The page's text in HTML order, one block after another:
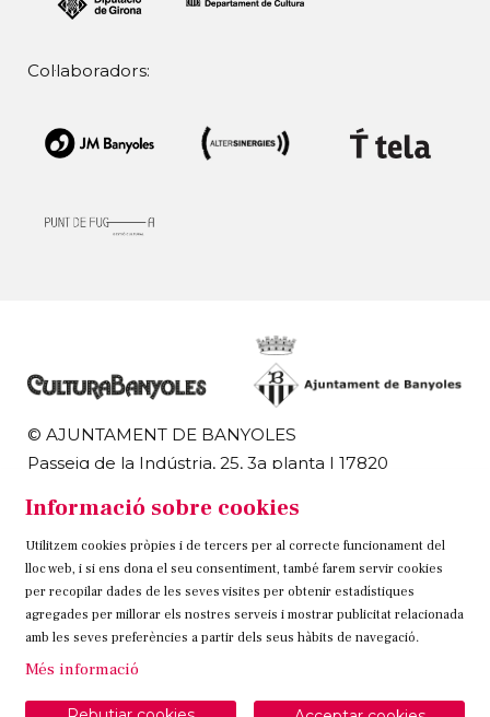
Col·laboradors:
© AJUNTAMENT DE BANYOLES
Passeig de la Indústria, 25, 3a planta | 17820
972 58 18 48 | 972 57 00 50
Sitemap Avís Legal Ús de Cookies Contacteu
Link a instagram
Link a twitter
Link a facebook
Informació sobre cookies
Utilitzem cookies pròpies i de tercers per al correcte funcionament del
lloc web, i si ens dona el seu consentiment, també farem servir cookies
per recopilar dades de les seves visites per obtenir estadístiques
agregades per millorar els nostres serveis i mostrar publicitat relacionada
amb les seves preferències a partir dels seus hàbits de navegació.
Més informació